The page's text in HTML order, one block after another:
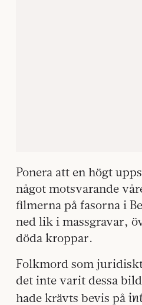
Ponera att en högt
något motsvarande
filmerna på fasorna i
ned lik i massgravar,
döda kroppar.
Folkmord som
det inte varit dessa
hade krävts bevis på